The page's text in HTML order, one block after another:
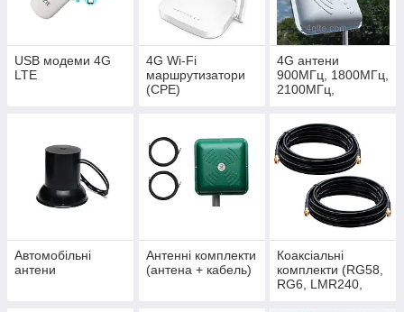
USB модеми 4G
LTE
4G Wi-Fi
маршрутизатори
(CPE)
4G антени
900МГц, 1800МГц,
2100МГц,
Автомобільні
антени
Антенні комплекти
(антена + кабель)
Коаксіальні
комплекти (RG58,
RG6, LMR240,